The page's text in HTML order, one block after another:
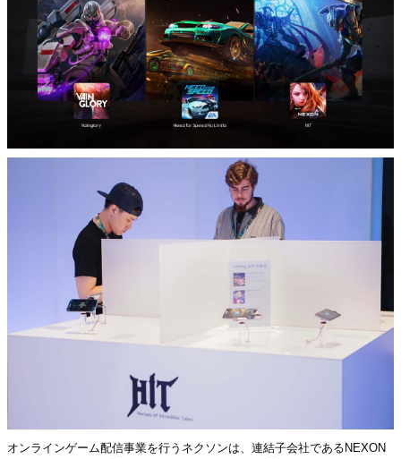
オンラインゲーム配信事業を行うネクソンは、連結子会社であるNEXON